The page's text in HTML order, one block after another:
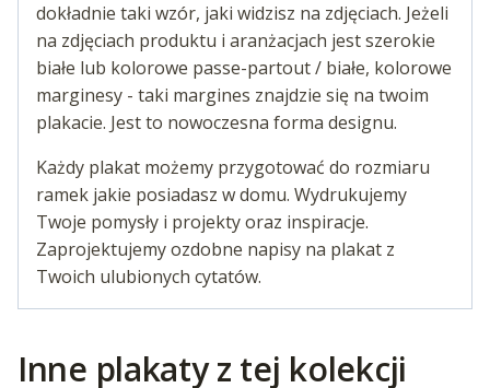
dokładnie taki wzór, jaki widzisz na zdjęciach. Jeżeli
na zdjęciach produktu i aranżacjach jest szerokie
białe lub kolorowe passe-partout / białe, kolorowe
marginesy - taki margines znajdzie się na twoim
plakacie. Jest to nowoczesna forma designu.
Każdy plakat możemy przygotować do rozmiaru
ramek jakie posiadasz w domu. Wydrukujemy
Twoje pomysły i projekty oraz inspiracje.
Zaprojektujemy ozdobne napisy na plakat z
Twoich ulubionych cytatów.
Inne plakaty z tej kolekcji